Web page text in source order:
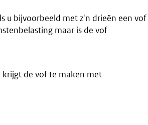
u bijvoorbeeld met z'n drieën een vof
maar is de vof
krijgt de vof te maken met